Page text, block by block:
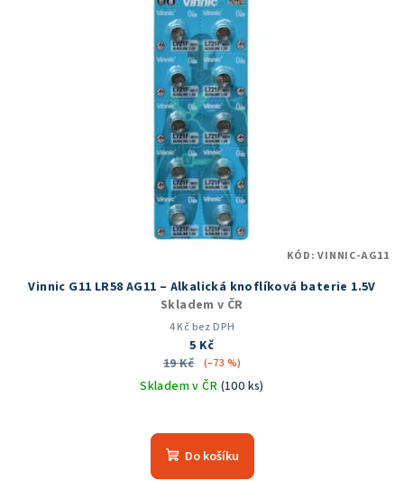
Vinnic G11 LR58 AG11 – Alkalická knoflíková baterie 1.5V
Skladem v ČR
4 Kč bez DPH
5 Kč
19 Kč
(–73 %)
Skladem v ČR (100 ks)
Do košíku
KÓD:VINNIC-AG11